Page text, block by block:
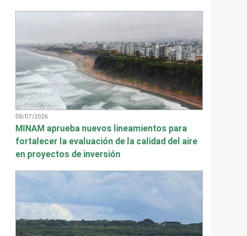
08/07/2026
MINAM aprueba nuevos lineamientos para
fortalecer la evaluación de la calidad del aire
en proyectos de inversión